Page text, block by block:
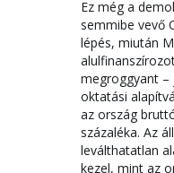
Ez még a
semmibe vevő
lépés, miután
megroggyant –
oktatási
az ország
százaléka. Az
leválthatatlan
kezel, mint az